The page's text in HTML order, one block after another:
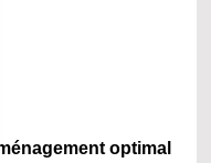
optimal